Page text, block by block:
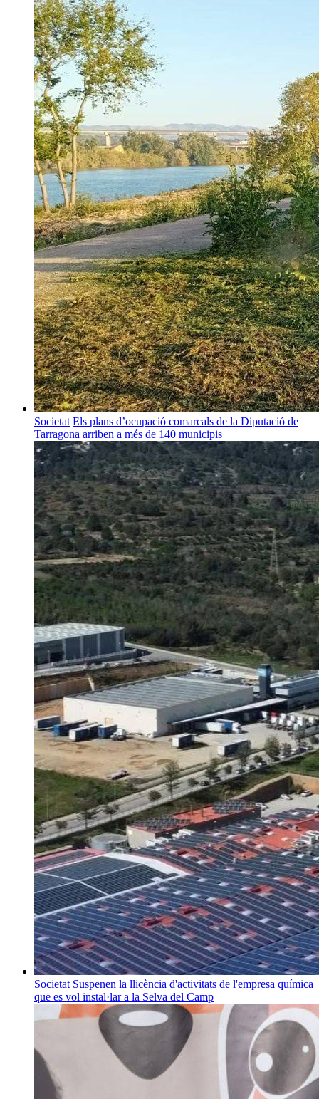
Societat Els plans d’ocupació comarcals de la Diputació de
Tarragona arriben a més de 140 municipis
Societat Suspenen la llicència d'activitats de l'empresa química
que es vol instal·lar a la Selva del Camp